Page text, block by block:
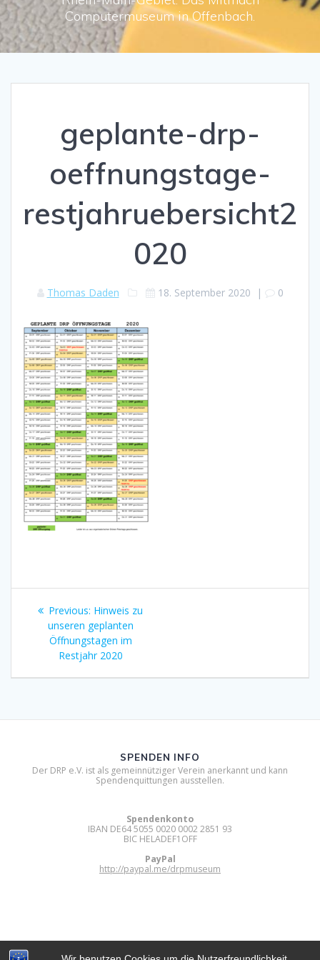
Computermuseum in Offenbach.
geplante-drp-
oeffnungstage-
restjahruebersicht2
020
Thomas Daden 18. September 2020 | 0
Beitragsnavigation
Previous: Previous
post:
Hinweis zu
unseren geplanten
Öffnungstagen im
Restjahr 2020
SPENDEN INFO
Der DRP e.V. ist als gemeinnütziger Verein anerkannt und kann
Spendenquittungen ausstellen.
Spendenkonto
IBAN DE64 5055 0020 0002 2851 93
BIC HELADEF1OFF
PayPal
http://paypal.me/drpmuseum